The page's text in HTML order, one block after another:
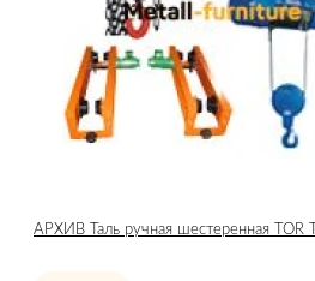
АРХИВ Таль ручная шестеренная